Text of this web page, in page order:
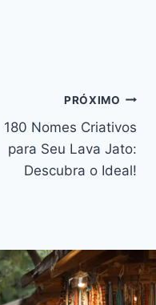
PRÓXIMO
180 Nomes Criativos
para Seu Lava Jato:
Descubra o Ideal!